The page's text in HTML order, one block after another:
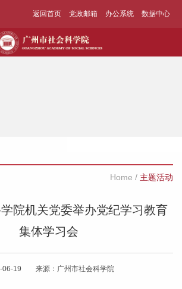
返回首页 党政邮箱 办公系统 数据中心
Home / 主题活动
院机关党委举办党纪学习教育
集体学习会
06-19 来源：广州市社会科学院